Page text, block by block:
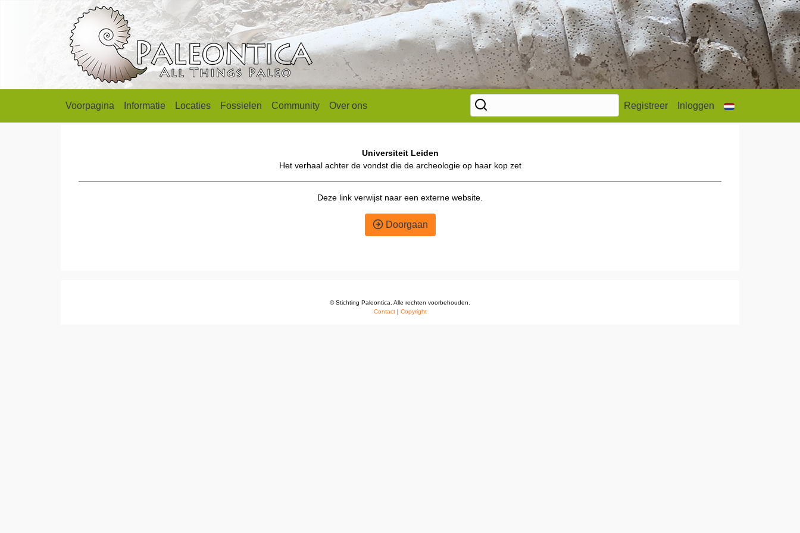
Voorpagina Informatie Locaties Fossielen Community Over ons Registreer Inloggen
Universiteit Leiden
Het verhaal achter de vondst die de archeologie op haar kop zet
Deze link verwijst naar een externe website.
Doorgaan
© Stichting Paleontica. Alle rechten voorbehouden.
Contact| Copyright